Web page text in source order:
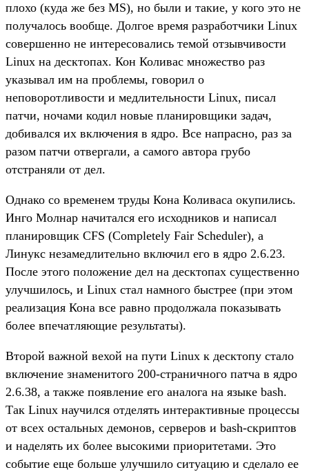
плохо (куда же без MS), но были и такие, у кого это не
получалось вообще. Долгое время разработчики Linux
совершенно не интересовались темой отзывчивости
Linux на десктопах. Кон Коливас множество раз
указывал им на проблемы, говорил о
неповоротливости и медлительности Linux, писал
патчи, ночами кодил новые планировщики задач,
добивался их включения в ядро. Все напрасно, раз за
разом патчи отвергали, а самого автора грубо
отстраняли от дел.
Однако со временем труды Кона Коливаса окупились.
Инго Молнар начитался его исходников и написал
планировщик CFS (Completely Fair Scheduler), а
Линукс незамедлительно включил его в ядро 2.6.23.
После этого положение дел на десктопах существенно
улучшилось, и Linux стал намного быстрее (при этом
реализация Кона все равно продолжала показывать
более впечатляющие результаты).
Второй важной вехой на пути Linux к десктопу стало
включение знаменитого 200-страничного патча в ядро
2.6.38, а также появление его аналога на языке bash.
Так Linux научился отделять интерактивные процессы
от всех остальных демонов, серверов и bash-скриптов
и наделять их более высокими приоритетами. Это
событие еще больше улучшило ситуацию и сделало ее